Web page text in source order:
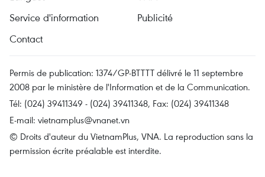
Service d'information
Publicité
Contact
Permis de publication: 1374/GP-BTTTT délivré le 11 septembre
2008 par le ministère de l'Information et de la Communication.
Tél: (024) 39411349 - (024) 39411348, Fax: (024) 39411348
E-mail: vietnamplus@vnanet.vn
© Droits d'auteur du VietnamPlus, VNA. La reproduction sans la
permission écrite préalable est interdite.